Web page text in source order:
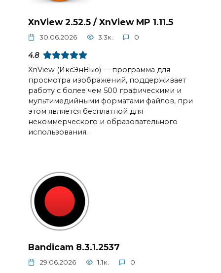
XnView 2.52.5 / XnView MP 1.11.5
30.06.2026 3.3к. 0
4.8
XnView (ИксЭнВью) — программа для
просмотра изображений, поддерживает
работу с более чем 500 графическими и
мультимедийными форматами файлов, при
этом является бесплатной для
некоммерческого и образовательного
использования.
Bandicam 8.3.1.2537
29.06.2026 1.1к. 0